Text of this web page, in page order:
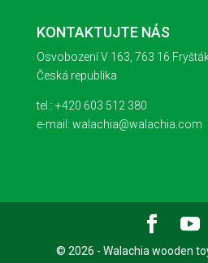
KONTAKTUJTE NÁS
Osvobození V 163, 763 16
Česká republika
tel.: +420 603 512 380
e-mail: walachia@walachia.com
© 2026 - Walachia wooden